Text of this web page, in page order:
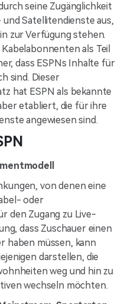
seine Zugänglichkeit
Satellitendienste aus,
zur Verfügung stehen.
als Teil
dass ESPNs Inhalte für
sind. Dieser
hat ESPN als bekannte
etabliert, die für ihre
angewiesen sind.
von denen eine
oder
den Zugang zu Live-
dass Zuschauer einen
müssen, kann
darstellen, die
weg und hin zu
wechseln möchten.